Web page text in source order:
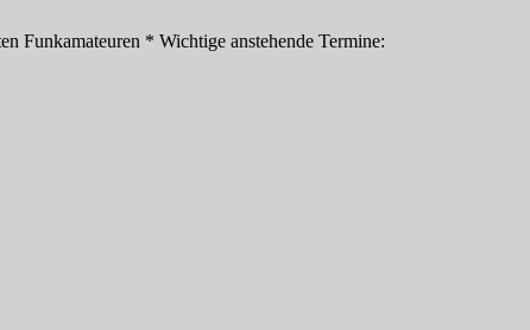
Funkamateuren * Wichtige anstehende Termine: